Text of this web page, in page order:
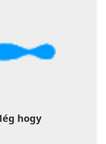
hogy